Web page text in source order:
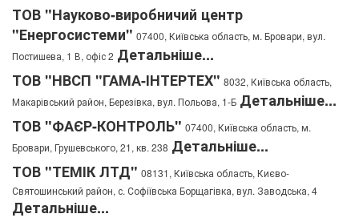
ТОВ "Науково-виробничий центр
"Енергосистеми" 07400, Київська область, м. Бровари, вул.
Постишева, 1 В, офіс 2 Детальніше...
ТОВ "НВСП "ГАМА-ІНТЕРТЕХ" 8032, Київська область,
Макарівський район, Березівка, вул. Польова, 1-Б Детальніше...
ТОВ "ФАЄР-КОНТРОЛЬ" 07400, Київська область, м.
Бровари, Грушевського, 21, кв. 238 Детальніше...
ТОВ "ТЕМІК ЛТД" 08131, Київська область, Києво-
Святошинський район, с. Софіївська Борщагівка, вул. Заводська, 4
Детальніше...